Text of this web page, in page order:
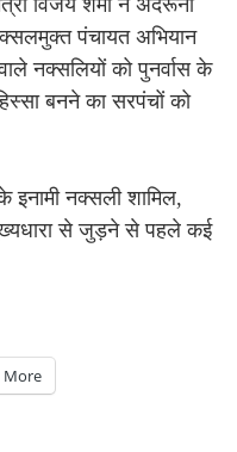
पंचायत अभियान
नक्सलियों को पुनर्वास के
बनने का सरपंचों को
इनामी नक्सली शामिल,
से जुड़ने से पहले कई
More